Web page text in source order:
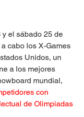
el sábado 25 de
cabo los X-Games
Unidos, un
a los mejores
mundial,
con
de Olimpiadas